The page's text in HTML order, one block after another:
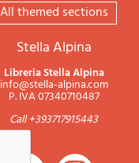
All themed sections
Stella Alpina
Libreria Stella Alpina
info@stella-alpina.com
P. IVA 07340710487
Call +393717915443